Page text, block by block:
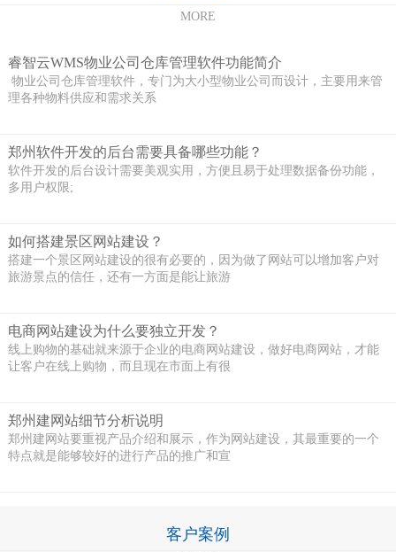
MORE
睿智云WMS物业公司仓库管理软件功能简介
物业公司仓库管理软件，专门为大小型物业公司而设计，主要用来管
理各种物料供应和需求关系
郑州软件开发的后台需要具备哪些功能？
软件开发的后台设计需要美观实用，方便且易于处理数据备份功能，
多用户权限;
如何搭建景区网站建设？
搭建一个景区网站建设的很有必要的，因为做了网站可以增加客户对
旅游景点的信任，还有一方面是能让旅游
电商网站建设为什么要独立开发？
线上购物的基础就来源于企业的电商网站建设，做好电商网站，才能
让客户在线上购物，而且现在市面上有很
郑州建网站细节分析说明
郑州建网站要重视产品介绍和展示，作为网站建设，其最重要的一个
特点就是能够较好的进行产品的推广和宣
客户案例